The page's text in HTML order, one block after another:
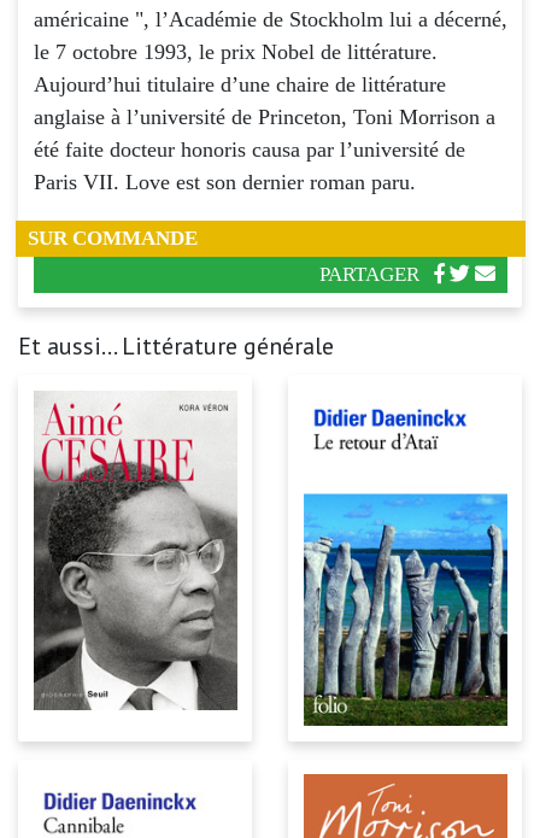
américaine ", l’Académie de Stockholm lui a décerné,
le 7 octobre 1993, le prix Nobel de littérature.
Aujourd’hui titulaire d’une chaire de littérature
anglaise à l’université de Princeton, Toni Morrison a
été faite docteur honoris causa par l’université de
Paris VII. Love est son dernier roman paru.
SUR COMMANDE
PARTAGER
Et aussi... Littérature générale